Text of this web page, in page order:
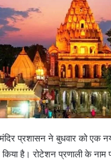
प्रशासन ने बुधवार को एक
किया है। रोटेशन प्रणाली के